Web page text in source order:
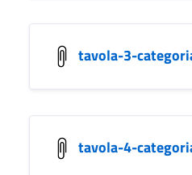
tavola-3-
tavola-4-